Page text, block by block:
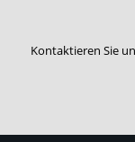
Kontaktieren Sie